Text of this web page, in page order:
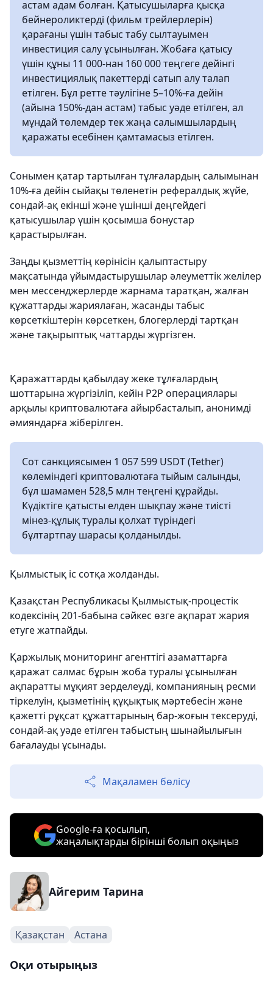
астам адам болған. Қатысушыларға қысқа
бейнероликтерді (фильм трейлерлерін)
қарағаны үшін табыс табу сылтауымен
инвестиция салу ұсынылған. Жобаға қатысу
үшін құны 11 000-нан 160 000 теңгеге дейінгі
инвестициялық пакеттерді сатып алу талап
етілген. Бұл ретте тәулігіне 5–10%-ға дейін
(айына 150%-дан астам) табыс уәде етілген, ал
мұндай төлемдер тек жаңа салымшылардың
қаражаты есебінен қамтамасыз етілген.
Сонымен қатар тартылған тұлғалардың салымынан
10%-ға дейін сыйақы төленетін рефералдық жүйе,
сондай-ақ екінші және үшінші деңгейдегі
қатысушылар үшін қосымша бонустар
қарастырылған.
Заңды қызметтің көрінісін қалыптастыру
мақсатында ұйымдастырушылар әлеуметтік желілер
мен мессенджерлерде жарнама таратқан, жалған
құжаттарды жариялаған, жасанды табыс
көрсеткіштерін көрсеткен, блогерлерді тартқан
және тақырыптық чаттарды жүргізген.
Қаражаттарды қабылдау жеке тұлғалардың
шоттарына жүргізіліп, кейін Р2Р операциялары
арқылы криптовалютаға айырбасталып, анонимді
әмияндарға жіберілген.
Сот санкциясымен 1 057 599 USDT (Tether)
көлеміндегі криптовалютаға тыйым салынды,
бұл шамамен 528,5 млн теңгені құрайды.
Күдіктіге қатысты елден шықпау және тиісті
мінез-құлық туралы қолхат түріндегі
бұлтартпау шарасы қолданылды.
Қылмыстық іс сотқа жолданды.
Қазақстан Республикасы Қылмыстық-процестік
кодексінің 201-бабына сәйкес өзге ақпарат жария
етуге жатпайды.
Қаржылық мониторинг агенттігі азаматтарға
қаражат салмас бұрын жоба туралы ұсынылған
ақпаратты мұқият зерделеуді, компанияның ресми
тіркелуін, қызметінің құқықтық мәртебесін және
қажетті рұқсат құжаттарының бар-жоғын тексеруді,
сондай-ақ уәде етілген табыстың шынайылығын
бағалауды ұсынады.
Мақаламен бөлісу
Google-ға қосылып,
жаңалықтарды бірінші болып оқыңыз
Айгерим Тарина
Қазақстан Астана
Оқи отырыңыз